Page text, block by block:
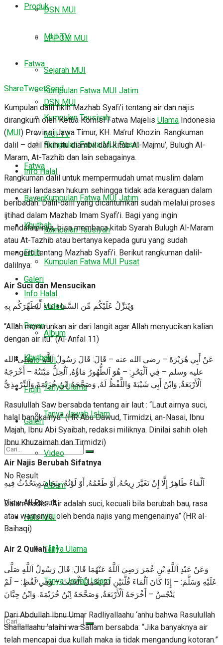
DSN MUI
MUI TV
Fatwa
Kumpulan Fatwa MUI Jatim
Kumpulan Tausiyah
Kumpulan Fatwa MUI Pusat
Info Halal
Bayan
Khutbah
Fiqih
Galeri
Video
Album
Halo MUI
Tanya Ulama
Tanya Jawab Islam
No Result
View All Result
Produk
LPPOM MUI
Sejarah MUI
DSN MUI
MUI TV
Fatwa
Kumpulan Fatwa MUI Jatim
Kumpulan Tausiyah
Kumpulan Fatwa MUI Pusat
Info Halal
Bayan
Khutbah
Fiqih
Galeri
Video
Album
Halo MUI
Tanya Ulama
Tanya Jawab Islam
ShareTweetSend
Kumpulan dalil fikih Mazhab Syafi’i tentang air dan najis
dirangkum oleh Ketua Komisi Fatwa Majelis Ulama Indonesia
(MUI) Provinsi Jawa Timur, KH. Ma’ruf Khozin. Rangkuman
dalil – dalil fikih itu diambil dari kitab Al-Majmu’, Bulugh Al-
Maram, At-Tazhib dan lain sebagainya.
Rangkuman dalil untuk mempermudah umat muslim dalam
mencari landasan hukum sehingga tidak ada keraguan dalam
beribadah. Dalil-dalil yang dicantumkan sudah melalui proses
ijtihad dalam Mazhab Imam Syafi’i. Bagi yang ingin
mendalaminya, bisa membaca kitab Syarah Bulugh Al-Maram
atau At-Tazhib atau bertanya kepada guru yang sudah
mengerti tentang Mazhab Syafi’i. Berikut rangkuman dalil-
dalilnya:
Air Suci dan Mensucikan
وَيُنَزِّلُ عَلَيْكُم مِّن السَّمَاء مَاء لِّيُطَهِّرَكُم بِهِ
“Allah menurunkan air dari langit agar Allah menyucikan kalian
dengan air itu” (Al-Anfal 11)
عَنْ أَبِي هُرَيْرَةَ – رضي الله عنه – قَالَ: قَالَ رَسُولُ اَللَّهِ – صلى الله
عليه وسلم – فِي اَلْبَحْرِ: – هُوَ اَلطُّهُورُ مَاؤُهُ, اَلْحِلُّ مَيْتَتُهُ – أَخْرَجَهُ
اَلْأَرْبَعَةُ, وَابْنُ أَبِي شَيْبَةَ وَاللَّفْظُ لَهُ, وَصَحَّحَهُ اِبْنُ خُزَيْمَةَ وَاَلتِّرْمِذِيُّ
Rasulullah Saw bersabda tentang air laut : “Laut airnya suci,
halal bangkainya” (HR Abu Dawud, Tirmidzi, an-Nasai, Ibnu
Majah, Ibnu Abi Syaibah, redaksi miliknya. Dinilai sahih oleh
Ibnu Khuzaimah dan Tirmidzi)
Air Najis Berubah Sifatnya
اَلْمَاءُ طَاهِرٌ إِلَّا إِنْ تَغَيَّرَ رِيحُهُ, أَوْ طَعْمُهُ, أَوْ لَوْنُهُ; بِنَجَاسَةٍ تَحْدُثُ فِيهِ
Dalam hadis: “Air adalah suci, kecuali bila berubah bau, rasa
atau warnanya, oleh benda najis yang mengenainya” (HR al-
Baihaqi)
Air 2 Qullah[1]
وَعَنْ عَبْدِ اَللَّهِ بْنِ عُمَرَ رَضِيَ اَللَّهُ عَنْهُمَا قَالَ: قَالَ رَسُولُ اَللَّهِ صَلَّى
عَلَيْهِ وَسَلَّمَ: – إِذَا كَانَ اَلْمَاءَ قُلَّتَيْنِ لَمْ يَحْمِلْ اَلْخَبَثَ – وَفِي لَفْظٍ: – لَمْ
يَنْجُسْ – أَخْرَجَهُ اَلْأَرْبَعَةُ, وَصَحَّحَهُ اِبْنُ خُزَيْمَةَ. وَابْنُ حِبَّانَ
Dari Abdullah Ibnu Umar Radliyallaahu ‘anhu bahwa Rasulullah
Shallallaahu ‘alaihi wa Sallam bersabda: “Jika banyaknya air
telah mencapai dua kullah maka ia tidak mengandung kotoran.”